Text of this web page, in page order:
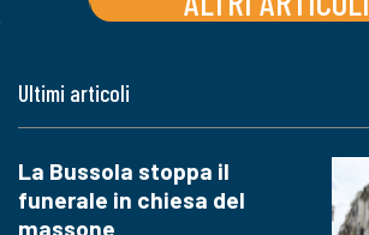
Ultimi articoli
La Bussola stoppa il
funerale in chiesa del
massone